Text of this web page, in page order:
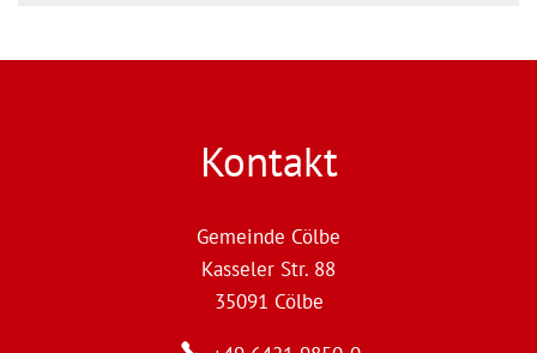
Kontakt
Gemeinde Cölbe
Kasseler Str. 88
35091 Cölbe